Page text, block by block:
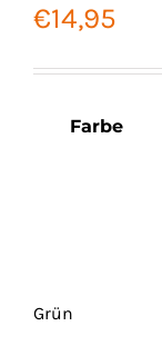
€14,95
Farbe
Grün